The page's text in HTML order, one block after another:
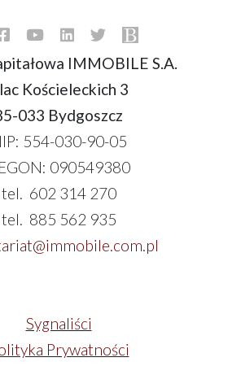
IMMOBILE S.A.
Kościeleckich 3
033 Bydgoszcz
554-030-90-05
090549380
tel. 602 314 270
tel. 885 562 935
Sygnaliści
Prywatności